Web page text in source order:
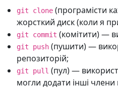
git clone (програмісти
жорсткий диск (коли я
git commit (комітити) —
git push (пушити) —
репозиторій;
git pull (пул) —
могли додати інші